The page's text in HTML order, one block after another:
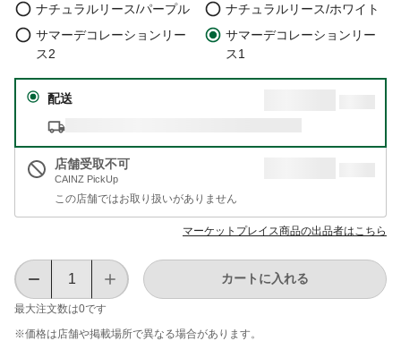
ナチュラルリース/パープル
ナチュラルリース/ホワイト
サマーデコレーションリー
ス2
サマーデコレーションリー
ス1
配送
店舗受取不可
CAINZ PickUp
この店舗ではお取り扱いがありません
マーケットプレイス商品の出品者はこちら
最大注文数は0です
カートに入れる
※価格は​店舗や​掲載場所で​異なる​場合が​あります。